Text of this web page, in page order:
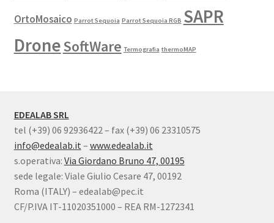
OrtoMosaico Parrot Sequoia Parrot Sequoia RGB SAPR
DroneSoftWare Termografia thermoMAP
EDEALAB SRL
tel (+39) 06 92936422 – fax (+39) 06 23310575
info@edealab.it – www.edealab.it
s.operativa: Via Giordano Bruno 47, 00195
sede legale: Viale Giulio Cesare 47, 00192
Roma (ITALY) – edealab@pec.it
CF/P.IVA IT-11020351000 – REA RM-1272341